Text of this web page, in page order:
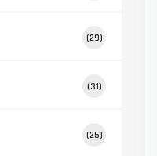
(29)
(31)
(25)